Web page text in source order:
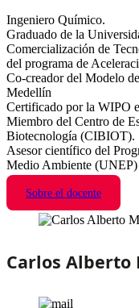
Ingeniero Químico.
Graduado de la
Comercialización de
del programa de
Co-creador del Modelo
Medellín
Certificado por la WIPO
Miembro del Centro de
Biotecnología (CIBIOT).
Asesor científico del
Medio Ambiente (UNEP)
Sobre el docente
Carlos Alberto